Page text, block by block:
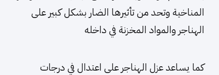
المناخية وتحد من تأثيرها الضار بشكل كبير على
الهناجر والمواد المخزنة في داخله
كما يساعد عزل الهناجر على اعتدال في درجات